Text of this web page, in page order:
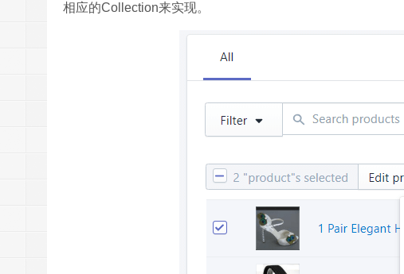
相应的Collection来实现。